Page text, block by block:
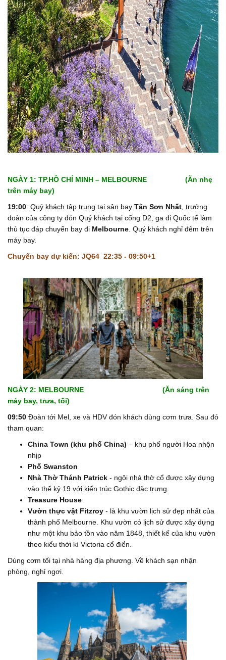
NGÀY 1: TP.HỒ CHÍ MINH – MELBOURNE (Ăn nhẹ
trên máy bay)
19:00: Quý khách tập trung tại sân bay Tân Sơn Nhất , trưởng
đoàn của công ty đón Quý khách tại cổng D2, ga đi Quốc tế làm
thủ tục đáp chuyến bay đi Melbourne . Quý khách nghỉ đêm trên
máy bay.
Chuyến bay dự kiến: JQ64 22:35 - 09:50+1
NGÀY 2: MELBOURNE (Ăn sáng trên
máy bay, trưa, tối)
09:50 Đoàn tới Mel, xe và HDV đón khách dùng cơm trưa. Sau đó
tham quan:
China Town (khu phố China) – khu phố người Hoa nhộn
nhịp
Phố Swanston
Nhà Thờ Thánh Patrick - ngôi nhà thờ cổ được xây dựng
vào thế kỷ 19 với kiến trúc Gothic đặc trưng.
Treasure House
Vườn thực vật Fitzroy - là khu vườn lịch sử đẹp nhất của
thành phố Melbourne. Khu vườn có lịch sử được xây dựng
như một khu bảo tồn vào năm 1848, thiết kế của khu vườn
theo kiểu thời kì Victoria cổ điển.
Dùng cơm tối tại nhà hàng địa phương. Về khách sạn nhận
phòng, nghỉ ngơi.